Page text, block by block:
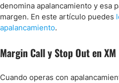
denomina apalancamiento y esa
margen. En este artículo puedes
apalancamiento.
Margin Call y Stop Out en XM
Cuando operas con